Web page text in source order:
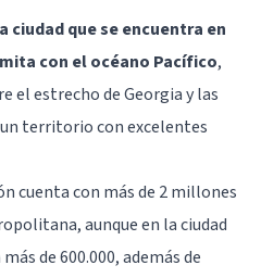
ciudad que se encuentra en
con el océano Pacífico,
el estrecho de Georgia y las
territorio con excelentes
cuenta con más de 2 millones
aunque en la ciudad
de 600.000, además de